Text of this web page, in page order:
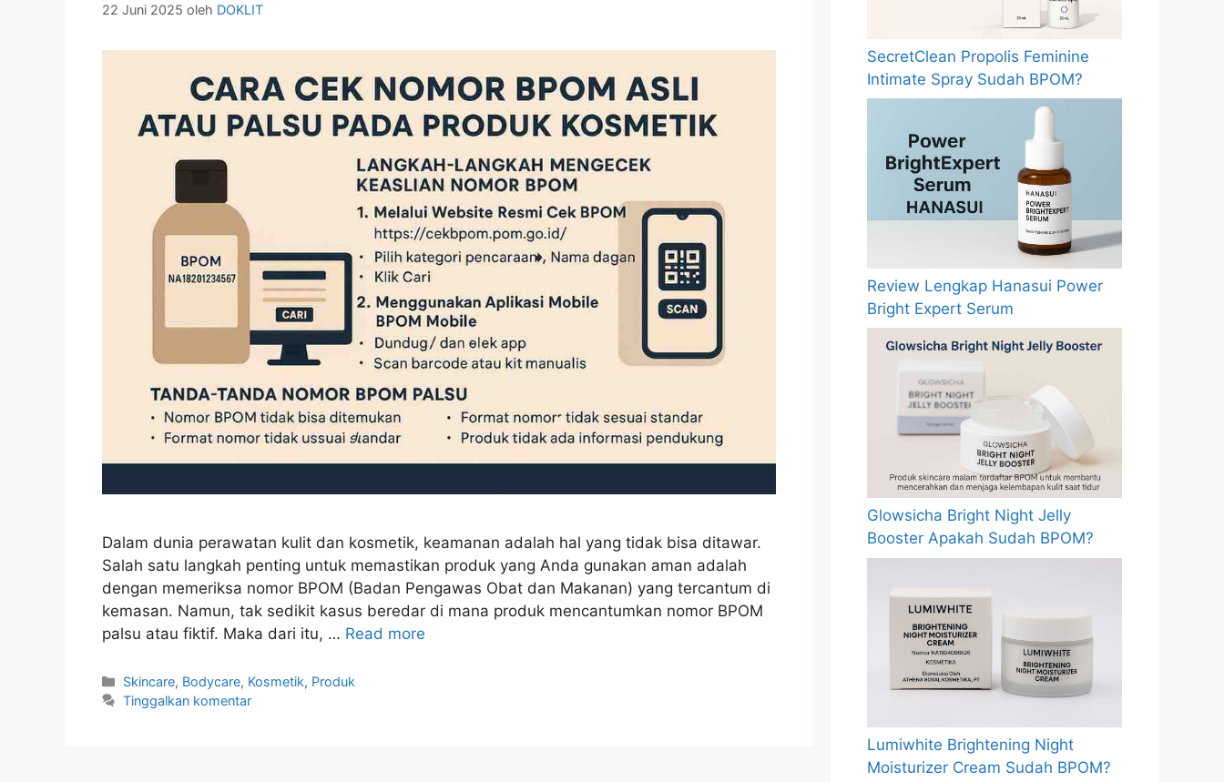
22 Juni 2025 oleh DOKLIT
Dalam dunia perawatan kulit dan kosmetik, keamanan adalah hal yang tidak bisa ditawar.
Salah satu langkah penting untuk memastikan produk yang Anda gunakan aman adalah
dengan memeriksa nomor BPOM (Badan Pengawas Obat dan Makanan) yang tercantum di
kemasan. Namun, tak sedikit kasus beredar di mana produk mencantumkan nomor BPOM
palsu atau fiktif. Maka dari itu, … Read more
Kategori
Skincare, Bodycare, Kosmetik, Produk
Tinggalkan komentar
SecretClean Propolis Feminine
Intimate Spray Sudah BPOM?
Review Lengkap Hanasui Power
Bright Expert Serum
Glowsicha Bright Night Jelly
Booster Apakah Sudah BPOM?
Lumiwhite Brightening Night
Moisturizer Cream Sudah BPOM?